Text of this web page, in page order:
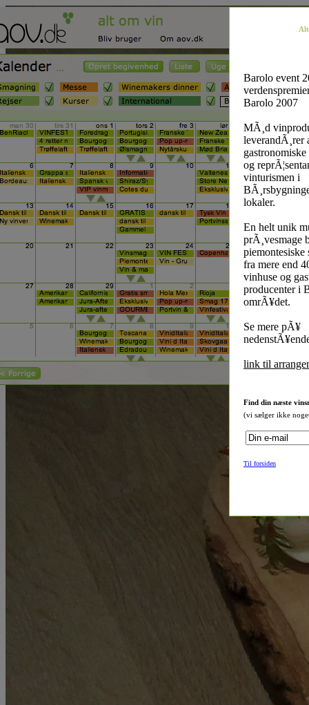
Barolo event
Barolo 2007
MÃ¸d
leverandÃ¸rer
og
vinturismen i
lokaler.
En helt unik
prÃ¸vesmage
piemontesiske
fra mere end
vinhuse og
producenter i
omrÃ¥det.
Se mere pÃ¥
link til
Find din næste
(vi sælger ikke
Til forsiden